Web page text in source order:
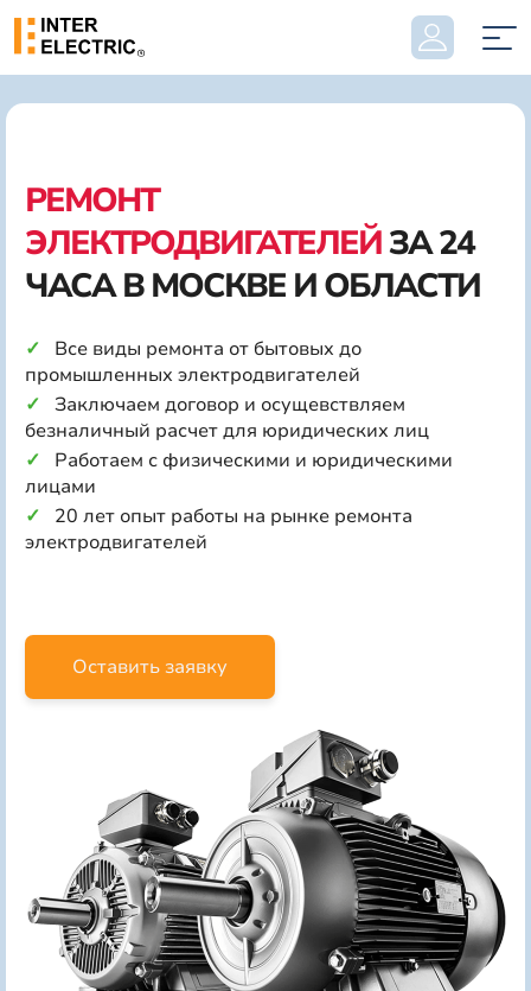
РЕМОНТ
ЭЛЕКТРОДВИГАТЕЛЕЙЗА 24
ЧАСА В МОСКВЕ И ОБЛАСТИ
Все виды ремонта от бытовых до
промышленных электродвигателей
Заключаем договор и осущевствляем
безналичный расчет для юридических лиц
Работаем с физическими и юридическими
лицами
20 лет опыт работы на рынке ремонта
электродвигателей
Оставить заявку